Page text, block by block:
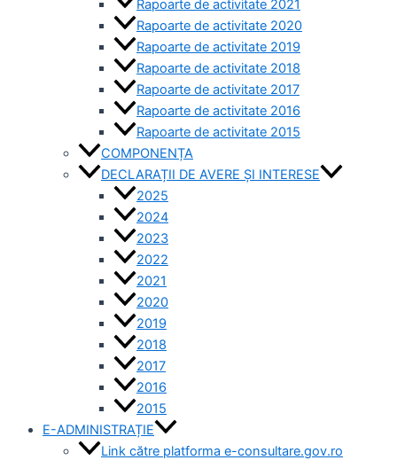
Rapoarte de activitate 2021
Rapoarte de activitate 2020
Rapoarte de activitate 2019
Rapoarte de activitate 2018
Rapoarte de activitate 2017
Rapoarte de activitate 2016
Rapoarte de activitate 2015
COMPONENȚA
DECLARAȚII DE AVERE ȘI INTERESE
2025
2024
2023
2022
2021
2020
2019
2018
2017
2016
2015
E-ADMINISTRAȚIE
Link către platforma e-consultare.gov.ro